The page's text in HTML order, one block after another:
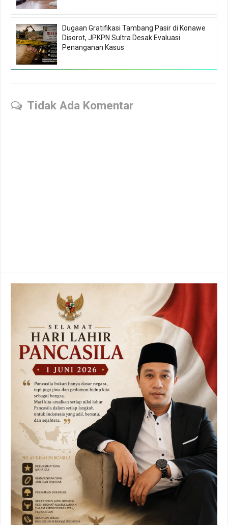
Dugaan Gratifikasi Tambang Pasir di Konawe
Disorot, JPKPN Sultra Desak Evaluasi
Penanganan Kasus
Tidak Ada Komentar